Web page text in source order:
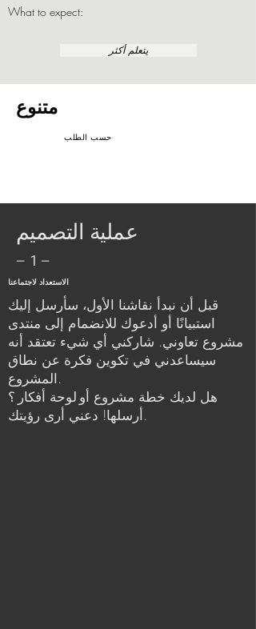
What to expect:
يتعلم أكثر
متنوع
حسب الطلب
عملية التصميم
- 1 -
الاستعداد لاجتماعنا
قبل أن نبدأ نقاشنا الأول، سأرسل إليك
استبيانًا أو أدعوك للانضمام إلى منتدى
مشروع تعاوني. شاركني أي شيء تعتقد أنه
سيساعدني في تكوين فكرة عن نطاق
المشروع.
هل لديك خطة مشروع أو لوحة أفكار ؟
أرسلها! دعني أرى رؤيتك.